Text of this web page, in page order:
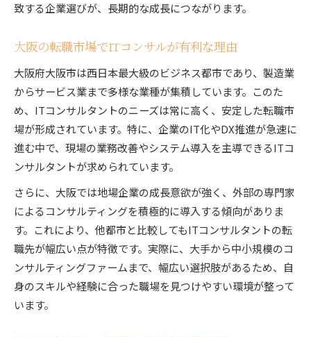
致する企業選びが、長期的な成長につながります。
大阪の転職市場でITコンサルが有利な理由
大阪府大阪市は西日本最大級のビジネス都市であり、製造業
からサービス業まで多様な業種が集積しています。このた
め、ITコンサルタントのニーズは常に高く、安定した転職市
場が形成されています。特に、企業のIT化やDX推進が急速に
進む中で、現場の業務改善やシステム導入を主導できるITコ
ンサルタントが求められています。
さらに、大阪では地場企業の成長意欲が強く、外部の専門家
によるコンサルティングを積極的に導入する傾向がありま
す。これにより、他都市と比較してもITコンサルタントの転
職先が幅広い点が特徴です。実際に、大手から中小規模のコ
ンサルティングファームまで、幅広い選択肢があるため、自
身のスキルや経験に合った職場を見つけやすい環境が整って
います。